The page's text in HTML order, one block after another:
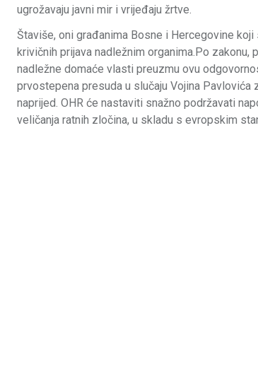
ugrožavaju javni mir i vrijeđaju žrtve.
Štaviše, oni građanima Bosne i Hercegovine
krivičnih prijava nadležnim organima.Po
nadležne domaće vlasti preuzmu ovu
prvostepena presuda u slučaju Vojina
naprijed. OHR će nastaviti snažno podržavati
veličanja ratnih zločina, u skladu s evropskim